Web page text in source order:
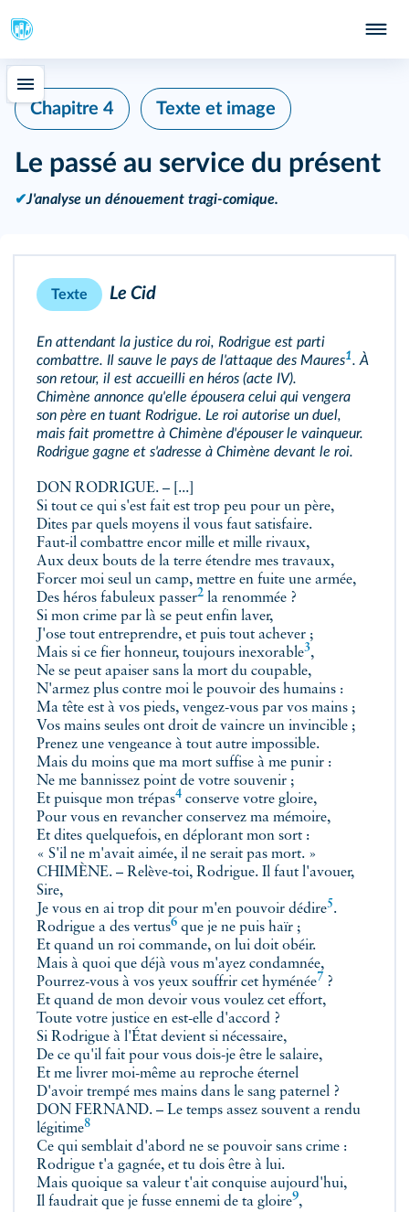
Chapitre 4 Texte et image
Le passé au service du présent
✔J'analyse un dénouement tragi-comique.
Texte Le Cid
En attendant la justice du roi, Rodrigue est parti
combattre. Il sauve le pays de l'attaque des Maures1. À
son retour, il est accueilli en héros (acte IV).
Chimène annonce qu'elle épousera celui qui vengera
son père en tuant Rodrigue. Le roi autorise un duel,
mais fait promettre à Chimène d'épouser le vainqueur.
Rodrigue gagne et s'adresse à Chimène devant le roi.
DON RODRIGUE. – [...]
Si tout ce qui s'est fait est trop peu pour un père,
Dites par quels moyens il vous faut satisfaire.
Faut-il combattre encor mille et mille rivaux,
Aux deux bouts de la terre étendre mes travaux,
Forcer moi seul un camp, mettre en fuite une armée,
Des héros fabuleux passer2 la renommée ?
Si mon crime par là se peut enfin laver,
J'ose tout entreprendre, et puis tout achever ;
Mais si ce fier honneur, toujours inexorable3,
Ne se peut apaiser sans la mort du coupable,
N'armez plus contre moi le pouvoir des humains :
Ma tête est à vos pieds, vengez-vous par vos mains ;
Vos mains seules ont droit de vaincre un invincible ;
Prenez une vengeance à tout autre impossible.
Mais du moins que ma mort suffise à me punir :
Ne me bannissez point de votre souvenir ;
Et puisque mon trépas4 conserve votre gloire,
Pour vous en revancher conservez ma mémoire,
Et dites quelquefois, en déplorant mon sort :
« S'il ne m'avait aimée, il ne serait pas mort. »
CHIMÈNE. – Relève-toi, Rodrigue. Il faut l'avouer,
Sire,
Je vous en ai trop dit pour m'en pouvoir dédire5.
Rodrigue a des vertus6 que je ne puis haïr ;
Et quand un roi commande, on lui doit obéir.
Mais à quoi que déjà vous m'ayez condamnée,
Pourrez-vous à vos yeux souffrir cet hyménée7 ?
Et quand de mon devoir vous voulez cet effort,
Toute votre justice en est-elle d'accord ?
Si Rodrigue à l'État devient si nécessaire,
De ce qu'il fait pour vous dois-je être le salaire,
Et me livrer moi-même au reproche éternel
D'avoir trempé mes mains dans le sang paternel ?
DON FERNAND. – Le temps assez souvent a rendu
légitime8
Ce qui semblait d'abord ne se pouvoir sans crime :
Rodrigue t'a gagnée, et tu dois être à lui.
Mais quoique sa valeur t'ait conquise aujourd'hui,
Il faudrait que je fusse ennemi de ta gloire9,